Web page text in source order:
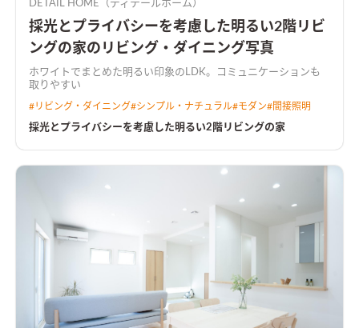
DETAIL HOME（ディテールホーム）
採光とプライバシーを考慮した明るい2階リビ
ングの家のリビング・ダイニング写真
ホワイトでまとめた明るい印象のLDK。コミュニケーションも
取りやすい
#リビング・ダイニング#シンプル・ナチュラル#モダン#間接照明
採光とプライバシーを考慮した明るい2階リビングの家